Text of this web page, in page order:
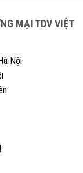
MẠI TDV VIỆT
Nội